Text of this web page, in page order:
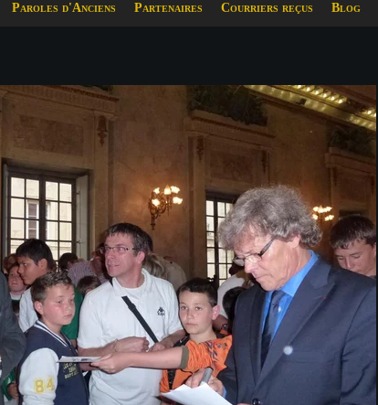
Paroles d'Anciens Partenaires Courriers reçus Blog